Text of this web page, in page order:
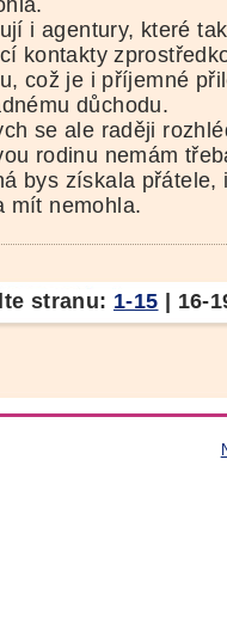
i agentury, které
kontakty
což je i příjemné
důchodu.
se ale raději
rodinu nemám
bys získala přátele,
mít nemohla.
stranu: 1-15 | 16-